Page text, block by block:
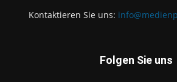
Kontaktieren Sie uns:
Folgen Sie uns